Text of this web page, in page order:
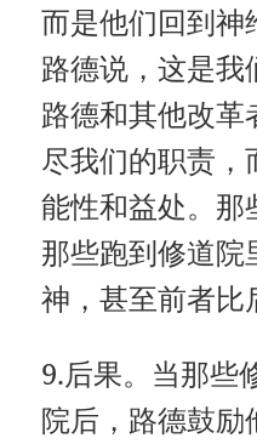
而是他们回到神
路德说，这是我
路德和其他改革
尽我们的职责，
能性和益处。那
那些跑到修道
神，甚至前者比
9.后果。当那些
院后，路德鼓励